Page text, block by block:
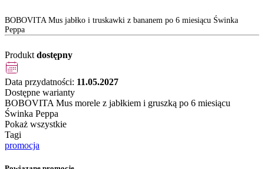
BOBOVITA Mus jabłko i truskawki z bananem po 6 miesiącu Świnka
Peppa
Produkt dostępny
Data przydatności: 11.05.2027
Dostępne warianty
BOBOVITA Mus morele z jabłkiem i gruszką po 6 miesiącu
Świnka Peppa
Pokaż wszystkie
Tagi
promocja